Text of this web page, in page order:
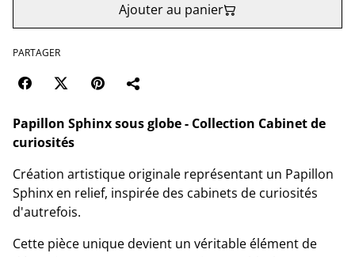
Ajouter au panier
PARTAGER
Papillon Sphinx sous globe - Collection Cabinet de
curiosités
Création artistique originale représentant un Papillon
Sphinx en relief, inspirée des cabinets de curiosités
d'autrefois.
Cette pièce unique devient un véritable élément de